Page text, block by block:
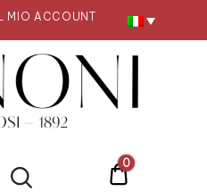
IL MIO ACCOUNT
€0
0